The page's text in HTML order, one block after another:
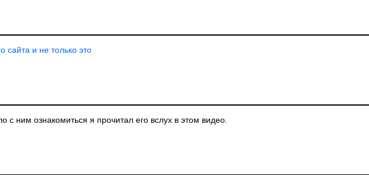
сайта и не только это
ним ознакомиться я прочитал его вслух в этом видео.